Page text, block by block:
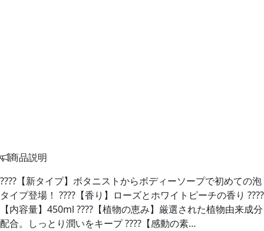
商品説明
????【新タイプ】ボタニストからボディーソープで初めての泡
タイプ登場！ ????【香り】ローズとホワイトピーチの香り ????
【内容量】450ml ????【植物の恵み】厳選された植物由来成分
配合。しっとり潤いをキープ ????【感動の素…